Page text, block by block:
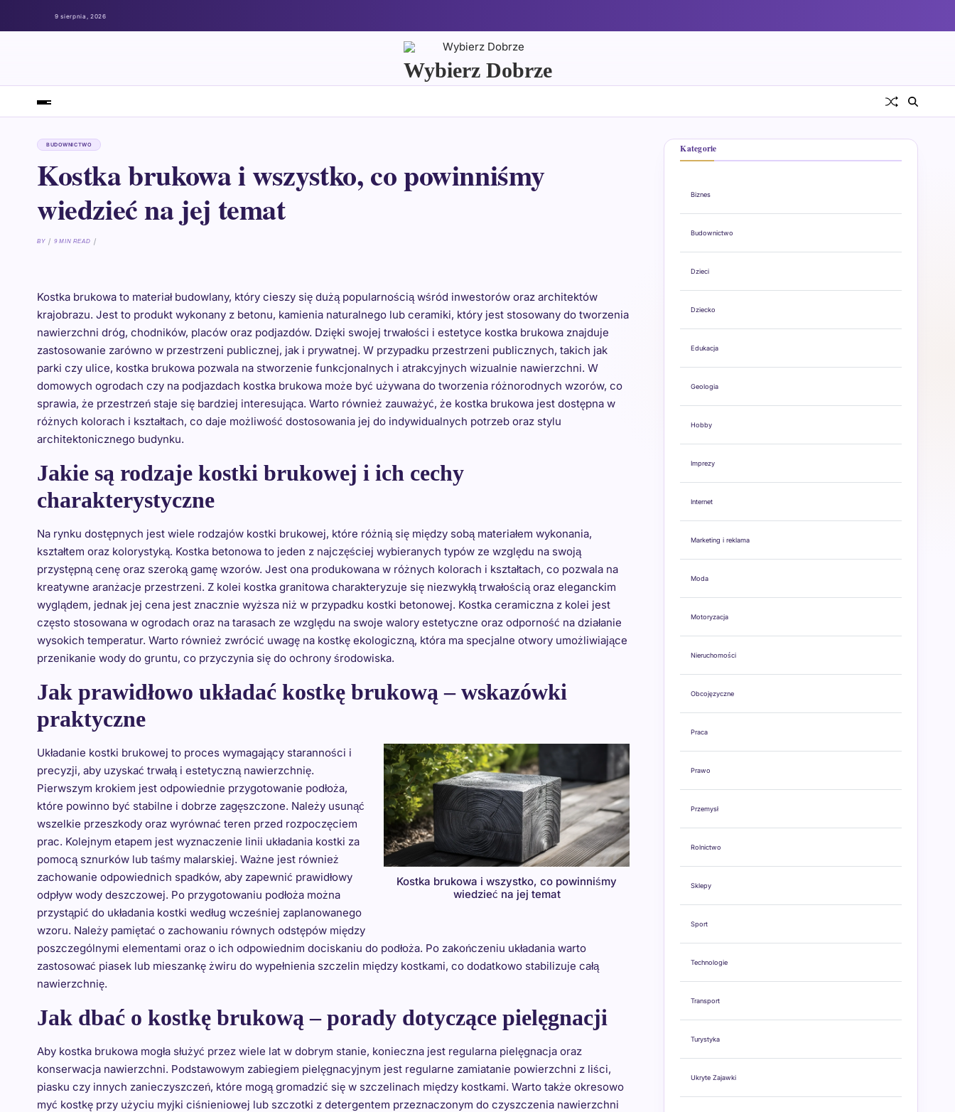
9 sierpnia, 2026
Wybierz Dobrze
BUDOWNICTWO
Kostka brukowa i wszystko, co powinniśmy
wiedzieć na jej temat
BY 9 MIN READ
Kostka brukowa to materiał budowlany, który cieszy się dużą popularnością wśród inwestorów oraz architektów
krajobrazu. Jest to produkt wykonany z betonu, kamienia naturalnego lub ceramiki, który jest stosowany do tworzenia
nawierzchni dróg, chodników, placów oraz podjazdów. Dzięki swojej trwałości i estetyce kostka brukowa znajduje
zastosowanie zarówno w przestrzeni publicznej, jak i prywatnej. W przypadku przestrzeni publicznych, takich jak
parki czy ulice, kostka brukowa pozwala na stworzenie funkcjonalnych i atrakcyjnych wizualnie nawierzchni. W
domowych ogrodach czy na podjazdach kostka brukowa może być używana do tworzenia różnorodnych wzorów, co
sprawia, że przestrzeń staje się bardziej interesująca. Warto również zauważyć, że kostka brukowa jest dostępna w
różnych kolorach i kształtach, co daje możliwość dostosowania jej do indywidualnych potrzeb oraz stylu
architektonicznego budynku.
Jakie są rodzaje kostki brukowej i ich cechy
charakterystyczne
Na rynku dostępnych jest wiele rodzajów kostki brukowej, które różnią się między sobą materiałem wykonania,
kształtem oraz kolorystyką. Kostka betonowa to jeden z najczęściej wybieranych typów ze względu na swoją
przystępną cenę oraz szeroką gamę wzorów. Jest ona produkowana w różnych kolorach i kształtach, co pozwala na
kreatywne aranżacje przestrzeni. Z kolei kostka granitowa charakteryzuje się niezwykłą trwałością oraz eleganckim
wyglądem, jednak jej cena jest znacznie wyższa niż w przypadku kostki betonowej. Kostka ceramiczna z kolei jest
często stosowana w ogrodach oraz na tarasach ze względu na swoje walory estetyczne oraz odporność na działanie
wysokich temperatur. Warto również zwrócić uwagę na kostkę ekologiczną, która ma specjalne otwory umożliwiające
przenikanie wody do gruntu, co przyczynia się do ochrony środowiska.
Jak prawidłowo układać kostkę brukową – wskazówki
praktyczne
Kostka brukowa i wszystko, co powinniśmy
wiedzieć na jej temat
Układanie kostki brukowej to proces wymagający staranności i
precyzji, aby uzyskać trwałą i estetyczną nawierzchnię.
Pierwszym krokiem jest odpowiednie przygotowanie podłoża,
które powinno być stabilne i dobrze zagęszczone. Należy usunąć
wszelkie przeszkody oraz wyrównać teren przed rozpoczęciem
prac. Kolejnym etapem jest wyznaczenie linii układania kostki za
pomocą sznurków lub taśmy malarskiej. Ważne jest również
zachowanie odpowiednich spadków, aby zapewnić prawidłowy
odpływ wody deszczowej. Po przygotowaniu podłoża można
przystąpić do układania kostki według wcześniej zaplanowanego
wzoru. Należy pamiętać o zachowaniu równych odstępów między
poszczególnymi elementami oraz o ich odpowiednim dociskaniu do podłoża. Po zakończeniu układania warto
zastosować piasek lub mieszankę żwiru do wypełnienia szczelin między kostkami, co dodatkowo stabilizuje całą
nawierzchnię.
Jak dbać o kostkę brukową – porady dotyczące pielęgnacji
Aby kostka brukowa mogła służyć przez wiele lat w dobrym stanie, konieczna jest regularna pielęgnacja oraz
konserwacja nawierzchni. Podstawowym zabiegiem pielęgnacyjnym jest regularne zamiatanie powierzchni z liści,
piasku czy innych zanieczyszczeń, które mogą gromadzić się w szczelinach między kostkami. Warto także okresowo
myć kostkę przy użyciu myjki ciśnieniowej lub szczotki z detergentem przeznaczonym do czyszczenia nawierzchni
Kategorie
Biznes
Budownictwo
Dzieci
Dziecko
Edukacja
Geologia
Hobby
Imprezy
Internet
Marketing i reklama
Moda
Motoryzacja
Nieruchomości
Obcojęzyczne
Praca
Prawo
Przemysł
Rolnictwo
Sklepy
Sport
Technologie
Transport
Turystyka
Ukryte Zajawki